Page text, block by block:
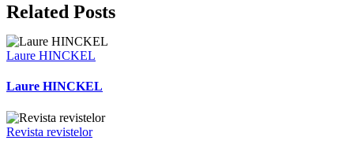
Related Posts
Laure HINCKEL
Laure HINCKEL
Revista revistelor